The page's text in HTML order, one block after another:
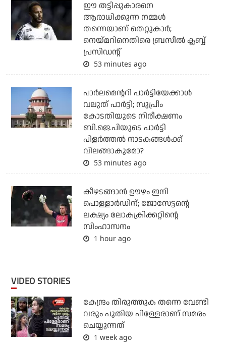
ഈ തട്ടിപ്പുകാരനെ
ആരാധിക്കുന്ന നമ്മള്‍
തന്നെയാണ് തെറ്റുകാര്‍;
നെയ്മറിനെതിരെ ബ്രസീല്‍ ക്ലബ്ബ്
പ്രസിഡന്റ്
53 minutes ago
പാര്‍ലമെന്ററി പാര്‍ട്ടിയേക്കാള്‍
വലുത് പാര്‍ട്ടി; സുപ്രീം
കോടതിയുടെ നിരീക്ഷണം
ബി.ജെ.പിയുടെ പാര്‍ട്ടി
പിളര്‍ത്തല്‍ നാടകങ്ങള്‍ക്ക്
വിലങ്ങാകുമോ?
53 minutes ago
കീഴടങ്ങാന്‍ ഊഴം ഇനി
പൊള്ളാര്‍ഡിന്; ജോസേട്ടന്റെ
ലക്ഷ്യം ലോകക്രിക്കറ്റിന്റെ
സിംഹാസനം
1 hour ago
VIDEO STORIES
കേന്ദ്രം തിരുത്തുക തന്നെ വേണ്ടി
വരും പുതിയ പിള്ളേരാണ് സമരം
ചെയ്യുന്നത്
1 week ago